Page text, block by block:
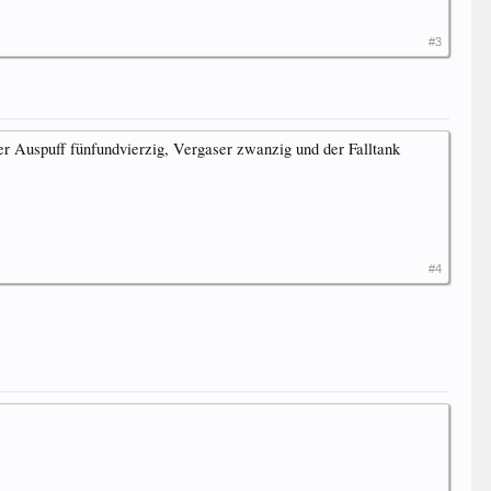
#3
Auspuff fünfundvierzig, Vergaser zwanzig und der Falltank
#4